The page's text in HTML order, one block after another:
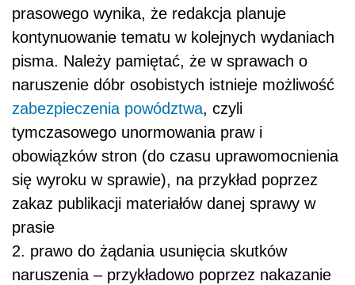
prasowego wynika, że redakcja planuje
kontynuowanie tematu w kolejnych wydaniach
pisma. Należy pamiętać, że w sprawach o
naruszenie dóbr osobistych istnieje możliwość
zabezpieczenia powództwa, czyli
tymczasowego unormowania praw i
obowiązków stron (do czasu uprawomocnienia
się wyroku w sprawie), na przykład poprzez
zakaz publikacji materiałów danej sprawy w
prasie
2. prawo do żądania usunięcia skutków
naruszenia – przykładowo poprzez nakazanie